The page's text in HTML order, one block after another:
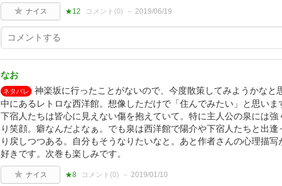
ナイス ★12 コメント(0) 2019/06/19
なお
ネタバレ
神楽坂に行ったことがないので、今度散策してみようかなと
中にあるレトロな西洋館。想像しただけで「住んでみたい」と思いま
下宿人たちは皆心に見えない傷を抱えていて。特に主人公の泉には強
り笑顔。癖なんだよなぁ。でも泉は西洋館で陽介や下宿人たちと出逢
り戻しつつある。自分もそうなりたいなと。あと作者さんの心理描写
好きです。次巻も楽しみです。
ナイス ★8 コメント(0) 2019/01/10